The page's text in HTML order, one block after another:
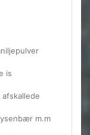
is
m.m